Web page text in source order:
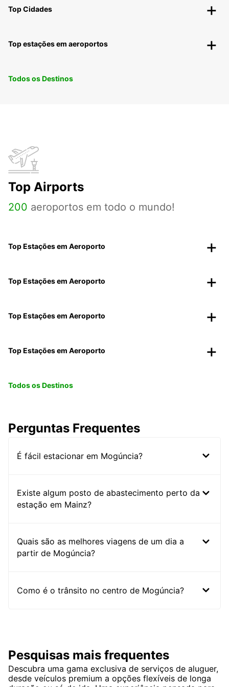
Top Cidades
Top estações em aeroportos
Todos os Destinos
Top Airports
200 aeroportos em todo o mundo!
Top Estações em Aeroporto
Top Estações em Aeroporto
Top Estações em Aeroporto
Top Estações em Aeroporto
Todos os Destinos
Perguntas Frequentes
É fácil estacionar em Mogúncia?
Existe algum posto de abastecimento perto da
estação em Mainz?
Quais são as melhores viagens de um dia a
partir de Mogúncia?
Como é o trânsito no centro de Mogúncia?
Pesquisas mais frequentes
Descubra uma gama exclusiva de serviços de aluguer,
desde veículos premium a opções flexíveis de longa